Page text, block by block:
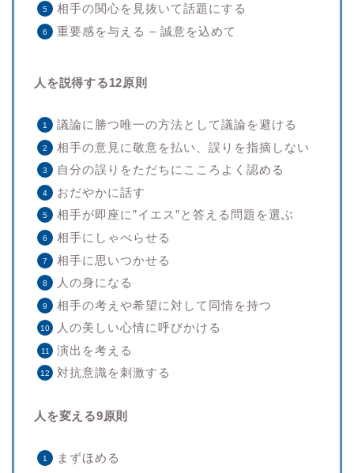
相手の関心を見抜いて話題にする
重要感を与える – 誠意を込めて
人を説得する12原則
議論に勝つ唯一の方法として議論を避ける
相手の意見に敬意を払い、誤りを指摘しない
自分の誤りをただちにこころよく認める
おだやかに話す
相手が即座に”イエス”と答える問題を選ぶ
相手にしゃべらせる
相手に思いつかせる
人の身になる
相手の考えや希望に対して同情を持つ
人の美しい心情に呼びかける
演出を考える
対抗意識を刺激する
人を変える9原則
まずほめる